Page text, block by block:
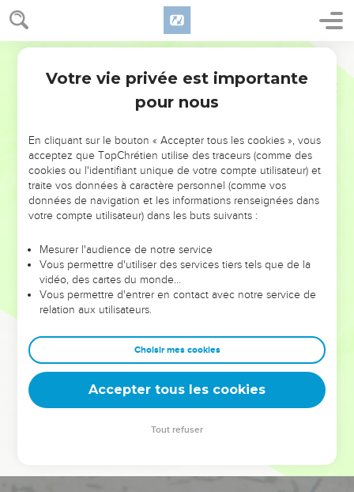
NE MANQUEZ PAS L’ÉVÉNEMENT
DE L’ANNÉE !
ET SI LEURS ERREURS POUVAIENT VOUS ÉVITER LES
VOTRES ?
leur foi ou leur vision. Mais on voit moins les doutes, les erreurs
et les saisons difficiles qu'ils ont traversés, alors même que ce
sont elles qui les ont façonnés.
Dans cette conférence, leaders, entrepreneurs, et responsables
clés pour avancer avec plus de sagesse afin que leurs erreurs
deviennent vos tremplins. Que vous guidiez un ministère, une
équipe, un groupe ou une famille, leur expérience est faite
Votre vie privée est importante
pour nous
En cliquant sur le bouton « Accepter tous les cookies », vous
acceptez que TopChrétien utilise des traceurs (comme des
cookies ou l'identifiant unique de votre compte utilisateur) et
traite vos données à caractère personnel (comme vos
données de navigation et les informations renseignées dans
votre compte utilisateur) dans les buts suivants :
Mesurer l'audience de notre service
Vous permettre d'utiliser des services tiers tels que de la
vidéo, des cartes du monde…
Vous permettre d'entrer en contact avec notre service de
relation aux utilisateurs.
Choisir mes cookies
Accepter tous les cookies
Tout refuser